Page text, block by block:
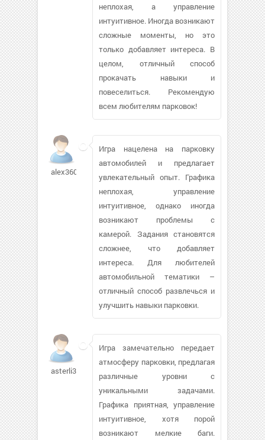
неплохая, а управление
интуитивное. Иногда возникают
сложные моменты, но это
только добавляет интереса. В
целом, отличный способ
прокачать навыки и
повеселиться. Рекомендую
всем любителям парковок!
alex360495
Игра нацелена на парковку
автомобилей и предлагает
увлекательный опыт. Графика
неплохая, управление
интуитивное, однако иногда
возникают проблемы с
камерой. Задания становятся
сложнее, что добавляет
интереса. Для любителей
автомобильной тематики –
отличный способ развлечься и
улучшить навыки парковки.
asterli362
Игра замечательно передает
атмосферу парковки, предлагая
различные уровни с
уникальными задачами.
Графика приятная, управление
интуитивное, хотя порой
возникают мелкие баги.